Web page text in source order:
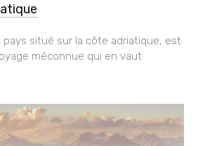
situé sur la côte adriatique, est
méconnue qui en vaut